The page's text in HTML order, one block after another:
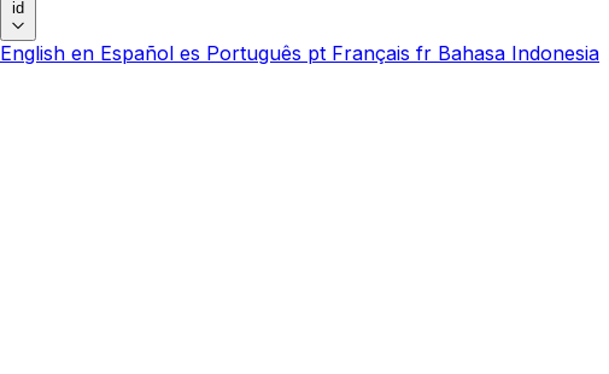
id
English en Español es Português pt Français fr Bahasa Indonesia